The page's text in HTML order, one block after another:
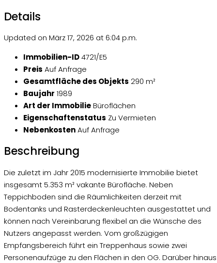
Details
Updated on März 17, 2026 at 6:04 p.m.
Immobilien-ID4721/E5
Preis Auf Anfrage
Gesamtfläche des Objekts 290 m²
Baujahr 1989
Art der ImmobilieBüroflächen
Eigenschaftenstatus Zu Vermieten
NebenkostenAuf Anfrage
Beschreibung
Die zuletzt im Jahr 2015 modernisierte Immobilie bietet
insgesamt 5.353 m² vakante Bürofläche. Neben
Teppichboden sind die Räumlichkeiten derzeit mit
Bodentanks und Rasterdeckenleuchten ausgestattet und
können nach Vereinbarung flexibel an die Wünsche des
Nutzers angepasst werden. Vom großzügigen
Empfangsbereich führt ein Treppenhaus sowie zwei
Personenaufzüge zu den Flächen in den OG. Darüber hinaus